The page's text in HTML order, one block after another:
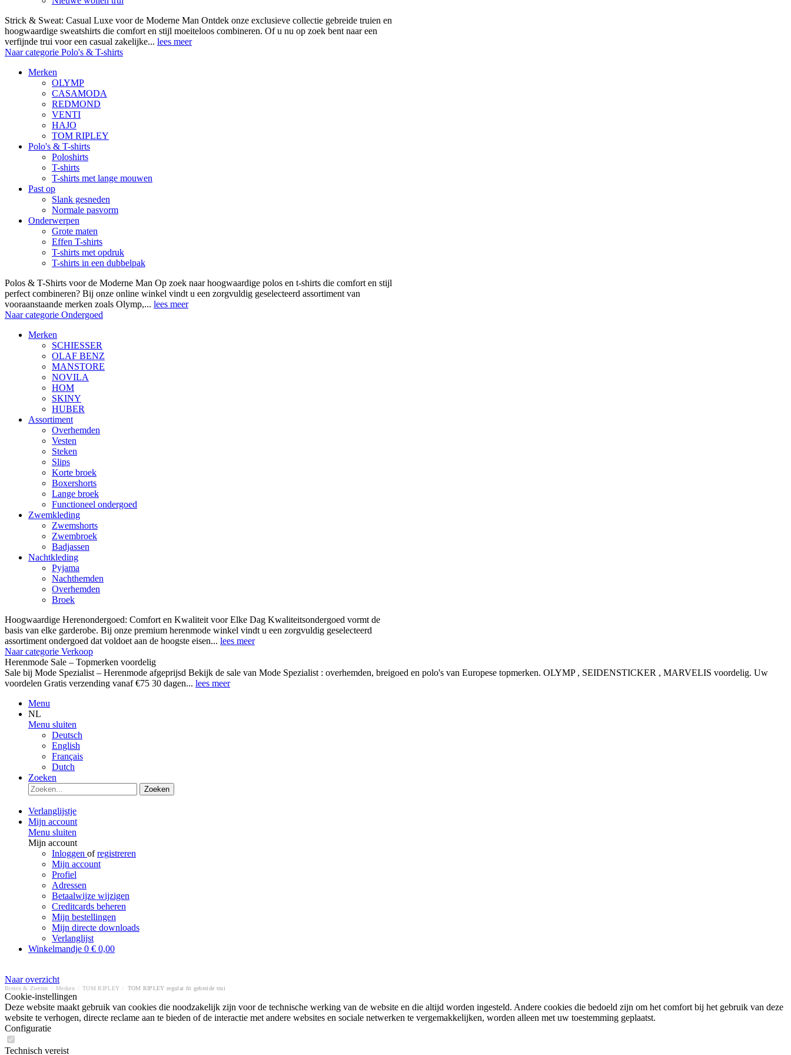
Strick & Sweat: Casual Luxe voor de Moderne Man Ontdek onze exclusieve collectie gebreide truien en
hoogwaardige sweatshirts die comfort en stijl moeiteloos combineren. Of u nu op zoek bent naar een
verfijnde trui voor een casual zakelijke... lees meer
Naar categorie Polo's & T-shirts
Merken
OLYMP
CASAMODA
REDMOND
VENTI
HAJO
TOM RIPLEY
Polo's & T-shirts
Poloshirts
T-shirts
T-shirts met lange mouwen
Past op
Slank gesneden
Normale pasvorm
Onderwerpen
Grote maten
Effen T-shirts
T-shirts met opdruk
T-shirts in een dubbelpak
Polos & T-Shirts voor de Moderne Man Op zoek naar hoogwaardige polos en t-shirts die comfort en stijl
perfect combineren? Bij onze online winkel vindt u een zorgvuldig geselecteerd assortiment van
vooraanstaande merken zoals Olymp,... lees meer
Naar categorie Ondergoed
Merken
SCHIESSER
OLAF BENZ
MANSTORE
NOVILA
HOM
SKINY
HUBER
Assortiment
Overhemden
Vesten
Steken
Slips
Korte broek
Boxershorts
Lange broek
Functioneel ondergoed
Zwemkleding
Zwemshorts
Zwembroek
Badjassen
Nachtkleding
Pyjama
Nachthemden
Overhemden
Broek
Hoogwaardige Herenondergoed: Comfort en Kwaliteit voor Elke Dag Kwaliteitsondergoed vormt de
basis van elke garderobe. Bij onze premium herenmode winkel vindt u een zorgvuldig geselecteerd
assortiment ondergoed dat voldoet aan de hoogste eisen... lees meer
Naar categorie Verkoop
Herenmode Sale – Topmerken voordelig
Sale bij Mode Spezialist – Herenmode afgeprijsd Bekijk de sale van Mode Spezialist : overhemden, breigoed en polo's van Europese topmerken. OLYMP , SEIDENSTICKER , MARVELIS voordelig. Uw
voordelen Gratis verzending vanaf €75 30 dagen... lees meer
Menu
NL
Menu sluiten
Deutsch
English
Français
Dutch
Zoeken
Zoeken
Verlanglijstje
Mijn account
Menu sluiten
Mijn account
Inloggen ofregistreren
Mijn account
Profiel
Adressen
Betaalwijze wijzigen
Creditcards beheren
Mijn bestellingen
Mijn directe downloads
Verlanglijst
Winkelmandje 0 € 0,00
Naar overzicht
Breien & Zweten Merken TOM RIPLEY TOM RIPLEY regular fit gebreide trui
Cookie-instellingen
Deze website maakt gebruik van cookies die noodzakelijk zijn voor de technische werking van de website en die altijd worden ingesteld. Andere cookies die bedoeld zijn om het comfort bij het gebruik van deze
website te verhogen, directe reclame aan te bieden of de interactie met andere websites en sociale netwerken te vergemakkelijken, worden alleen met uw toestemming geplaatst.
Configuratie
Technisch vereist